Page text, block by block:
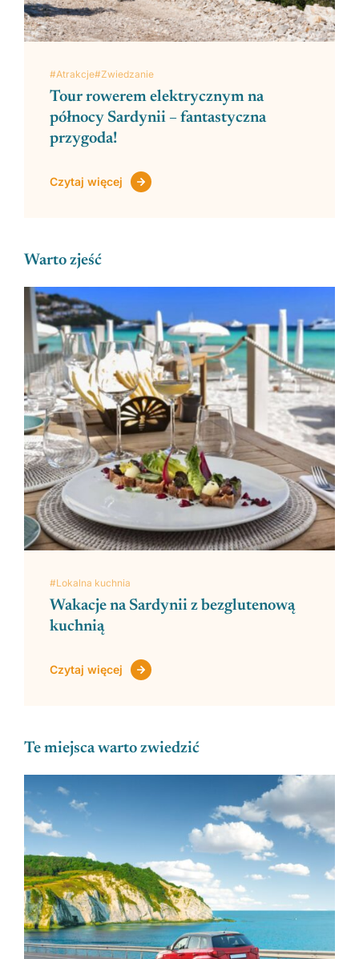
#Atrakcje#Zwiedzanie
Tour rowerem elektrycznym na
północy Sardynii – fantastyczna
przygoda!
Czytaj więcej
Warto zjeść
#Lokalna kuchnia
Wakacje na Sardynii z bezglutenową
kuchnią
Czytaj więcej
Te miejsca warto zwiedzić